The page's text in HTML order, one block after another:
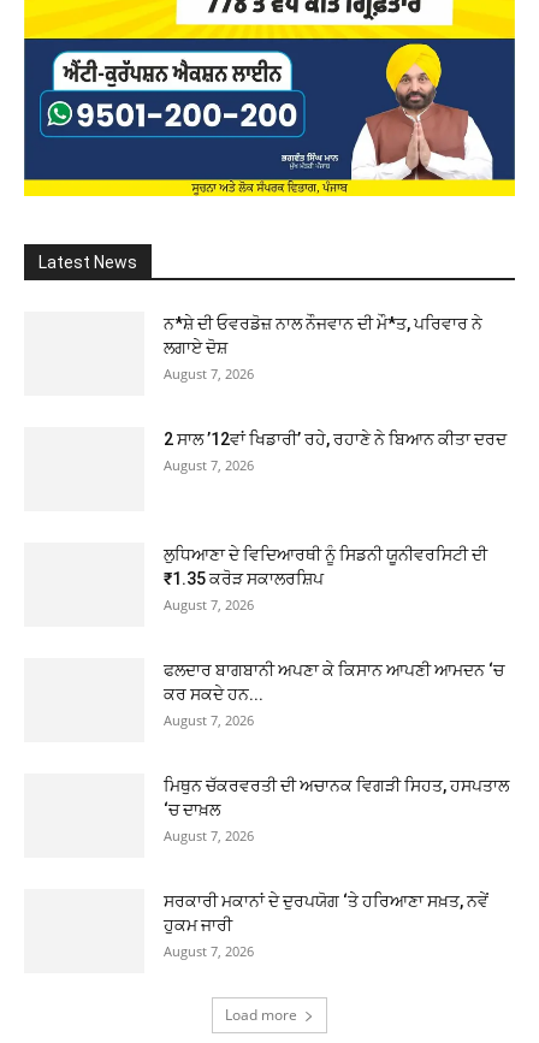
Latest News
ਨ*ਸ਼ੇ ਦੀ ਓਵਰਡੋਜ਼ ਨਾਲ ਨੌਜਵਾਨ ਦੀ ਮੌ*ਤ, ਪਰਿਵਾਰ ਨੇ
ਲਗਾਏ ਦੋਸ਼
August 7, 2026
2 ਸਾਲ ’12ਵਾਂ ਖਿਡਾਰੀ’ ਰਹੇ, ਰਹਾਣੇ ਨੇ ਬਿਆਨ ਕੀਤਾ ਦਰਦ
August 7, 2026
ਲੁਧਿਆਣਾ ਦੇ ਵਿਦਿਆਰਥੀ ਨੂੰ ਸਿਡਨੀ ਯੂਨੀਵਰਸਿਟੀ ਦੀ
₹1.35 ਕਰੋੜ ਸਕਾਲਰਸ਼ਿਪ
August 7, 2026
ਫਲਦਾਰ ਬਾਗਬਾਨੀ ਅਪਣਾ ਕੇ ਕਿਸਾਨ ਆਪਣੀ ਆਮਦਨ ‘ਚ
ਕਰ ਸਕਦੇ ਹਨ...
August 7, 2026
ਮਿਥੁਨ ਚੱਕਰਵਰਤੀ ਦੀ ਅਚਾਨਕ ਵਿਗੜੀ ਸਿਹਤ, ਹਸਪਤਾਲ
‘ਚ ਦਾਖ਼ਲ
August 7, 2026
ਸਰਕਾਰੀ ਮਕਾਨਾਂ ਦੇ ਦੁਰਪਯੋਗ ‘ਤੇ ਹਰਿਆਣਾ ਸਖ਼ਤ, ਨਵੇਂ
ਹੁਕਮ ਜਾਰੀ
August 7, 2026
Load more